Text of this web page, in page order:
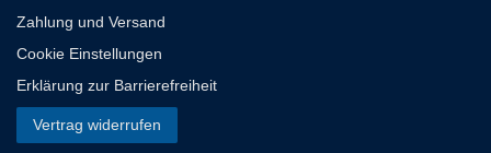
Zahlung und Versand
Cookie Einstellungen
Erklärung zur Barrierefreiheit
Vertrag widerrufen